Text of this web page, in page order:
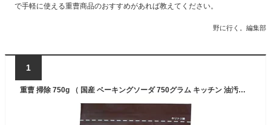
で手軽に使える重曹商品のおすすめがあれば教えてください。
野に行く。編集部
1
重曹 掃除 750g （ 国産 ベーキングソーダ 750グラム キッチン 油汚れ 鍋の焦げ付き 消臭 脱臭 冷蔵庫 食器棚 靴箱 お風呂 入浴 下駄箱 お掃除 カーペット 掃除 洗う 入浴剤 掃除機 掃除用品 清掃用品 ）【3980円以上送料無料】